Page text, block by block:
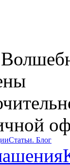
Статьи. Блог